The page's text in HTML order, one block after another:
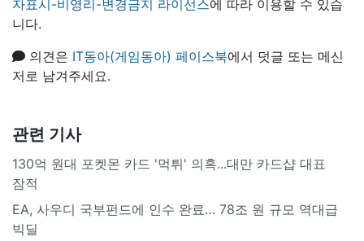
자표시-비영리-변경금지 라이선스에 따라 이용할 수 있습
니다.
의견은 IT동아(게임동아) 페이스북에서 덧글 또는 메신
저로 남겨주세요.
관련 기사
130억 원대 포켓몬 카드 '먹튀' 의혹...대만 카드샵 대표
잠적
EA, 사우디 국부펀드에 인수 완료… 78조 원 규모 역대급
빅딜